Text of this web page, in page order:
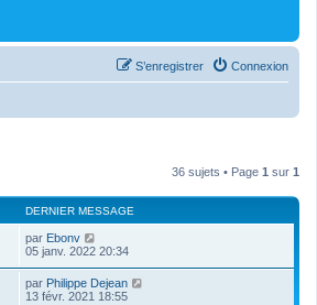
Connexion
S’enregistrer
36 sujets • Page 1 sur 1
DERNIER MESSAGE
par Ebonv
05 janv. 2022 20:34
par Philippe Dejean
13 févr. 2021 18:55